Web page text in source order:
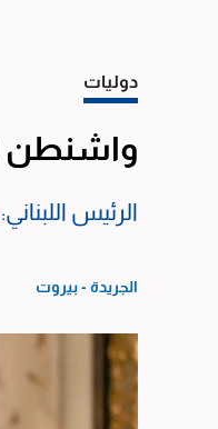
دوليات
واشنطن
الرئيس
الجريدة - بيروت